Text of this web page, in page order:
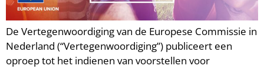
De Vertegenwoordiging van de Europese Commissie in
Nederland (“Vertegenwoordiging”) publiceert een
oproep tot het indienen van voorstellen voor